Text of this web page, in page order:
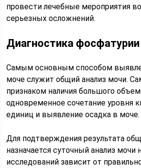
провести лечебные мероприятия
серьезных осложнений.
Диагностика фосфатурии
Самым основным способом
моче служит общий анализ мочи.
признаком наличия большого
одновременное сочетание уровня
единиц и выявление осадка в моче.
Для подтверждения результата
назначается суточный анализ мочи
исследований зависит от